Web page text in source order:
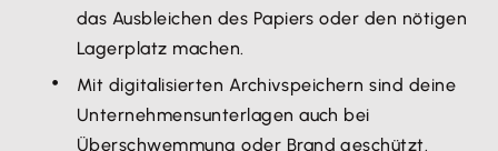
das Ausbleichen des Papiers oder den nötigen
Lagerplatz machen.
Mit digitalisierten Archivspeichern sind deine
Unternehmensunterlagen auch bei
Überschwemmung oder Brand geschützt.